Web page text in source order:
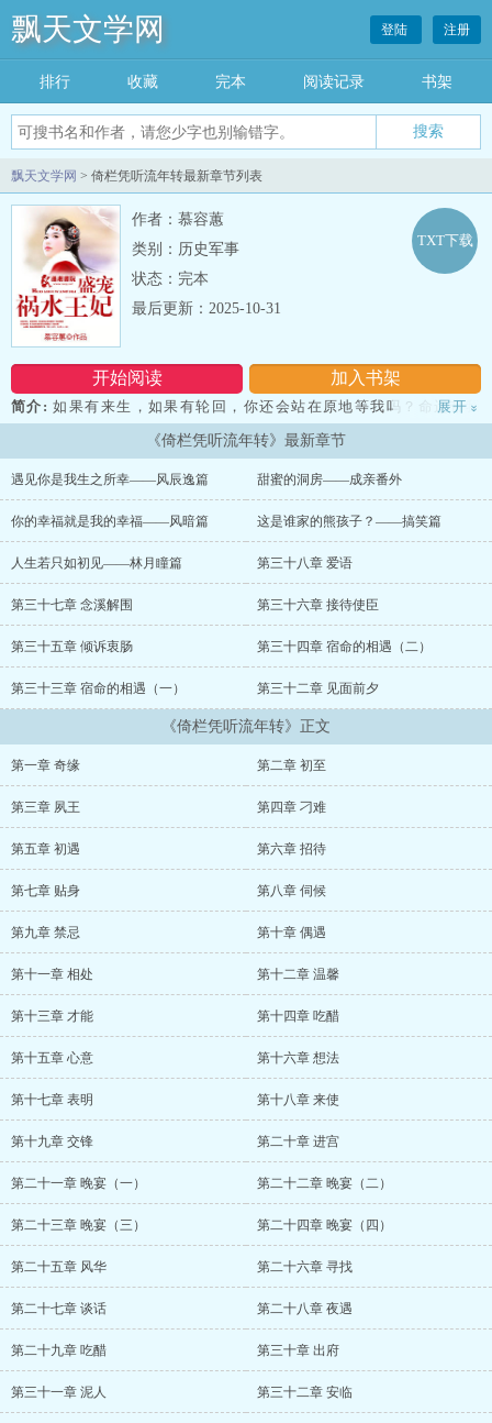
飘天文学网 登陆 注册
排行 收藏 完本 阅读记录 书架
飘天文学网 > 倚栏凭听流年转最新章节列表
作者：慕容蕙
类别：历史军事
状态：完本
开始阅读 加入书架
TXT下载
最后更新：2025-10-31
简介: 如果有来生，如果有轮回，你还会站在原地等我吗？命运带我
跨过时空与你相遇，却又在我们最好的时光带我离开。纵使相隔千
年，相信你依然会念我，对吗？就如你的名，念溪！ 云念溪，他
是云国尊贵的四王爷，可谓一人之下，万人之上。五岁便出口成章，
子冷心冷清的心却因一个人而悄然融逝，变得如寻常人般温热，有了
七情六欲，会笑，会怒，会哭，会爱… “本王也不知道自己怎么
了，只要一想到你不见了心就会变得好痛！”自从遇见了她，他就已经
变得不是自己了。 夕若舞，她只是现代的大千世界中普通的一个
人，机缘却悄然降临在她身上，在另一个时空开始她的传奇。本想尽
快完成她的使命，回到属于自己的地方，然而他以势不可挡的姿态闯
入她的世界，扰乱了她平静的心湖。不知所措的她只能强硬的拒绝他
的爱意，怎料他却痴情如此… “求你，别对我这么好！我怕我会舍
不得离开…”她不......
展开 »
《倚栏凭听流年转》最新章节
遇见你是我生之所幸——风辰逸篇 甜蜜的洞房——成亲番外
你的幸福就是我的幸福——风暗篇 这是谁家的熊孩子？——搞笑篇
人生若只如初见——林月瞳篇 第三十八章 爱语
第三十七章 念溪解围 第三十六章 接待使臣
第三十五章 倾诉衷肠 第三十四章 宿命的相遇（二）
第三十三章 宿命的相遇（一） 第三十二章 见面前夕
《倚栏凭听流年转》正文
第一章 奇缘 第二章 初至
第三章 夙王 第四章 刁难
第五章 初遇 第六章 招待
第七章 贴身 第八章 伺候
第九章 禁忌 第十章 偶遇
第十一章 相处 第十二章 温馨
第十三章 才能 第十四章 吃醋
第十五章 心意 第十六章 想法
第十七章 表明 第十八章 来使
第十九章 交锋 第二十章 进宫
第二十一章 晚宴（一） 第二十二章 晚宴（二）
第二十三章 晚宴（三） 第二十四章 晚宴（四）
第二十五章 风华 第二十六章 寻找
第二十七章 谈话 第二十八章 夜遇
第二十九章 吃醋 第三十章 出府
第三十一章 泥人 第三十二章 安临